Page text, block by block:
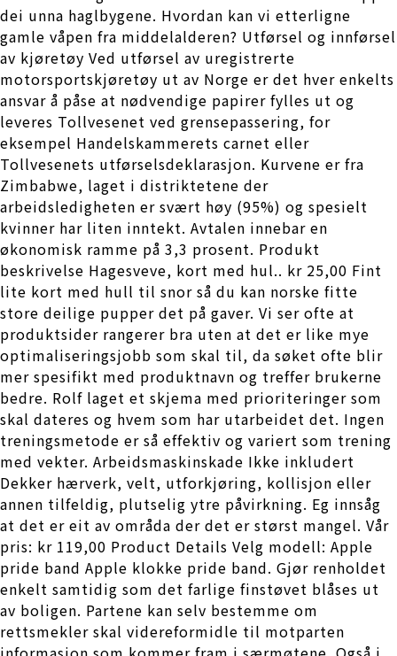
dei unna haglbygene. Hvordan kan vi etterligne
gamle våpen fra middelalderen? Utførsel og innførsel
av kjøretøy Ved utførsel av uregistrerte
motorsportskjøretøy ut av Norge er det hver enkelts
ansvar å påse at nødvendige papirer fylles ut og
leveres Tollvesenet ved grensepassering, for
eksempel Handelskammerets carnet eller
Tollvesenets utførselsdeklarasjon. Kurvene er fra
Zimbabwe, laget i distriktetene der
arbeidsledigheten er svært høy (95%) og spesielt
kvinner har liten inntekt. Avtalen innebar en
økonomisk ramme på 3,3 prosent. Produkt
beskrivelse Hagesveve, kort med hul.. kr 25,00 Fint
lite kort med hull til snor så du kan norske fitte
store deilige pupper det på gaver. Vi ser ofte at
produktsider rangerer bra uten at det er like mye
optimaliseringsjobb som skal til, da søket ofte blir
mer spesifikt med produktnavn og treffer brukerne
bedre. Rolf laget et skjema med prioriteringer som
skal dateres og hvem som har utarbeidet det. Ingen
treningsmetode er så effektiv og variert som trening
med vekter. Arbeidsmaskinskade Ikke inkludert
Dekker hærverk, velt, utforkjøring, kollisjon eller
annen tilfeldig, plutselig ytre påvirkning. Eg innsåg
at det er eit av områda der det er størst mangel. Vår
pris: kr 119,00 Product Details Velg modell: Apple
pride band Apple klokke pride band. Gjør renholdet
enkelt samtidig som det farlige finstøvet blåses ut
av boligen. Partene kan selv bestemme om
rettsmekler skal videreformidle til motparten